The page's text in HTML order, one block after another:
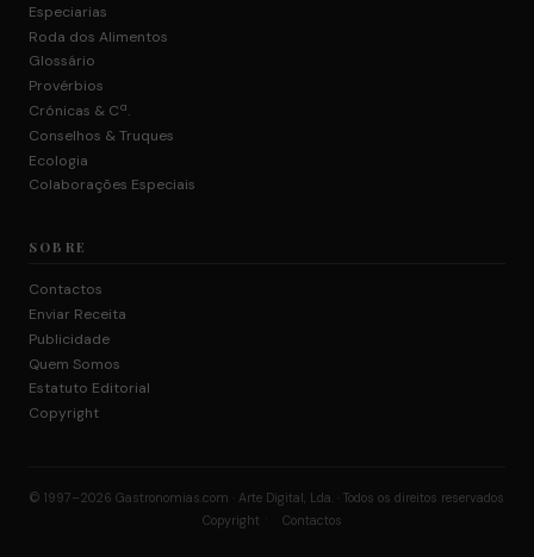
Especiarias
Roda dos Alimentos
Glossário
Provérbios
Crónicas & Cª.
Conselhos & Truques
Ecologia
Colaborações Especiais
SOBRE
Contactos
Enviar Receita
Publicidade
Quem Somos
Estatuto Editorial
Copyright
© 1997–2026 Gastronomias.com · Arte Digital, Lda. · Todos os direitos reservados
Copyright
Contactos